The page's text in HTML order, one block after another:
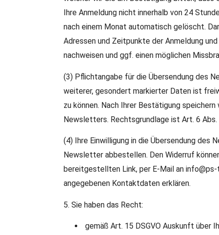
Ihre Anmeldung nicht innerhalb von 24
nach einem Monat automatisch gelöscht.
Adressen und Zeitpunkte der Anmeldung
nachweisen und ggf. einen möglichen
(3) Pflichtangabe für die Übersendung des
weiterer, gesondert markierter Daten ist
zu können. Nach Ihrer Bestätigung
Newsletters. Rechtsgrundlage ist Art. 6 Abs.
(4) Ihre Einwilligung in die Übersendung des
Newsletter abbestellen. Den Widerruf
bereitgestellten Link, per E-Mail an
angegebenen Kontaktdaten erklären.
5. Sie haben das Recht:
gemäß Art. 15 DSGVO Auskunft über